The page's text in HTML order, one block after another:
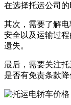
在选择托运公司的
其次，需要了解
安全以及运输过
遗失。
最后，需要关注
是否有免责条款降